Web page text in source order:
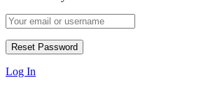
Log In